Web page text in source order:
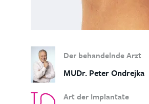
Der behandelnde Arzt
MUDr. Peter Ondrejka
Art der Implantate